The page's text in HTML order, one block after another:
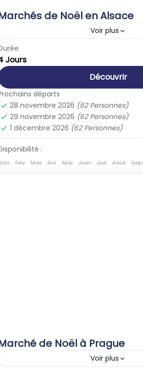
de Noël en Alsace
Voir plus
Europe
1-62 People
Jours
Découvrir
départs
28 novembre 2026 (62 Personnes)
29 novembre 2026 (62 Personnes)
1 décembre 2026 (62 Personnes)
:
Fév Mar Avr Mai Juin Juil Août Sep
de Noël à Prague
Voir plus